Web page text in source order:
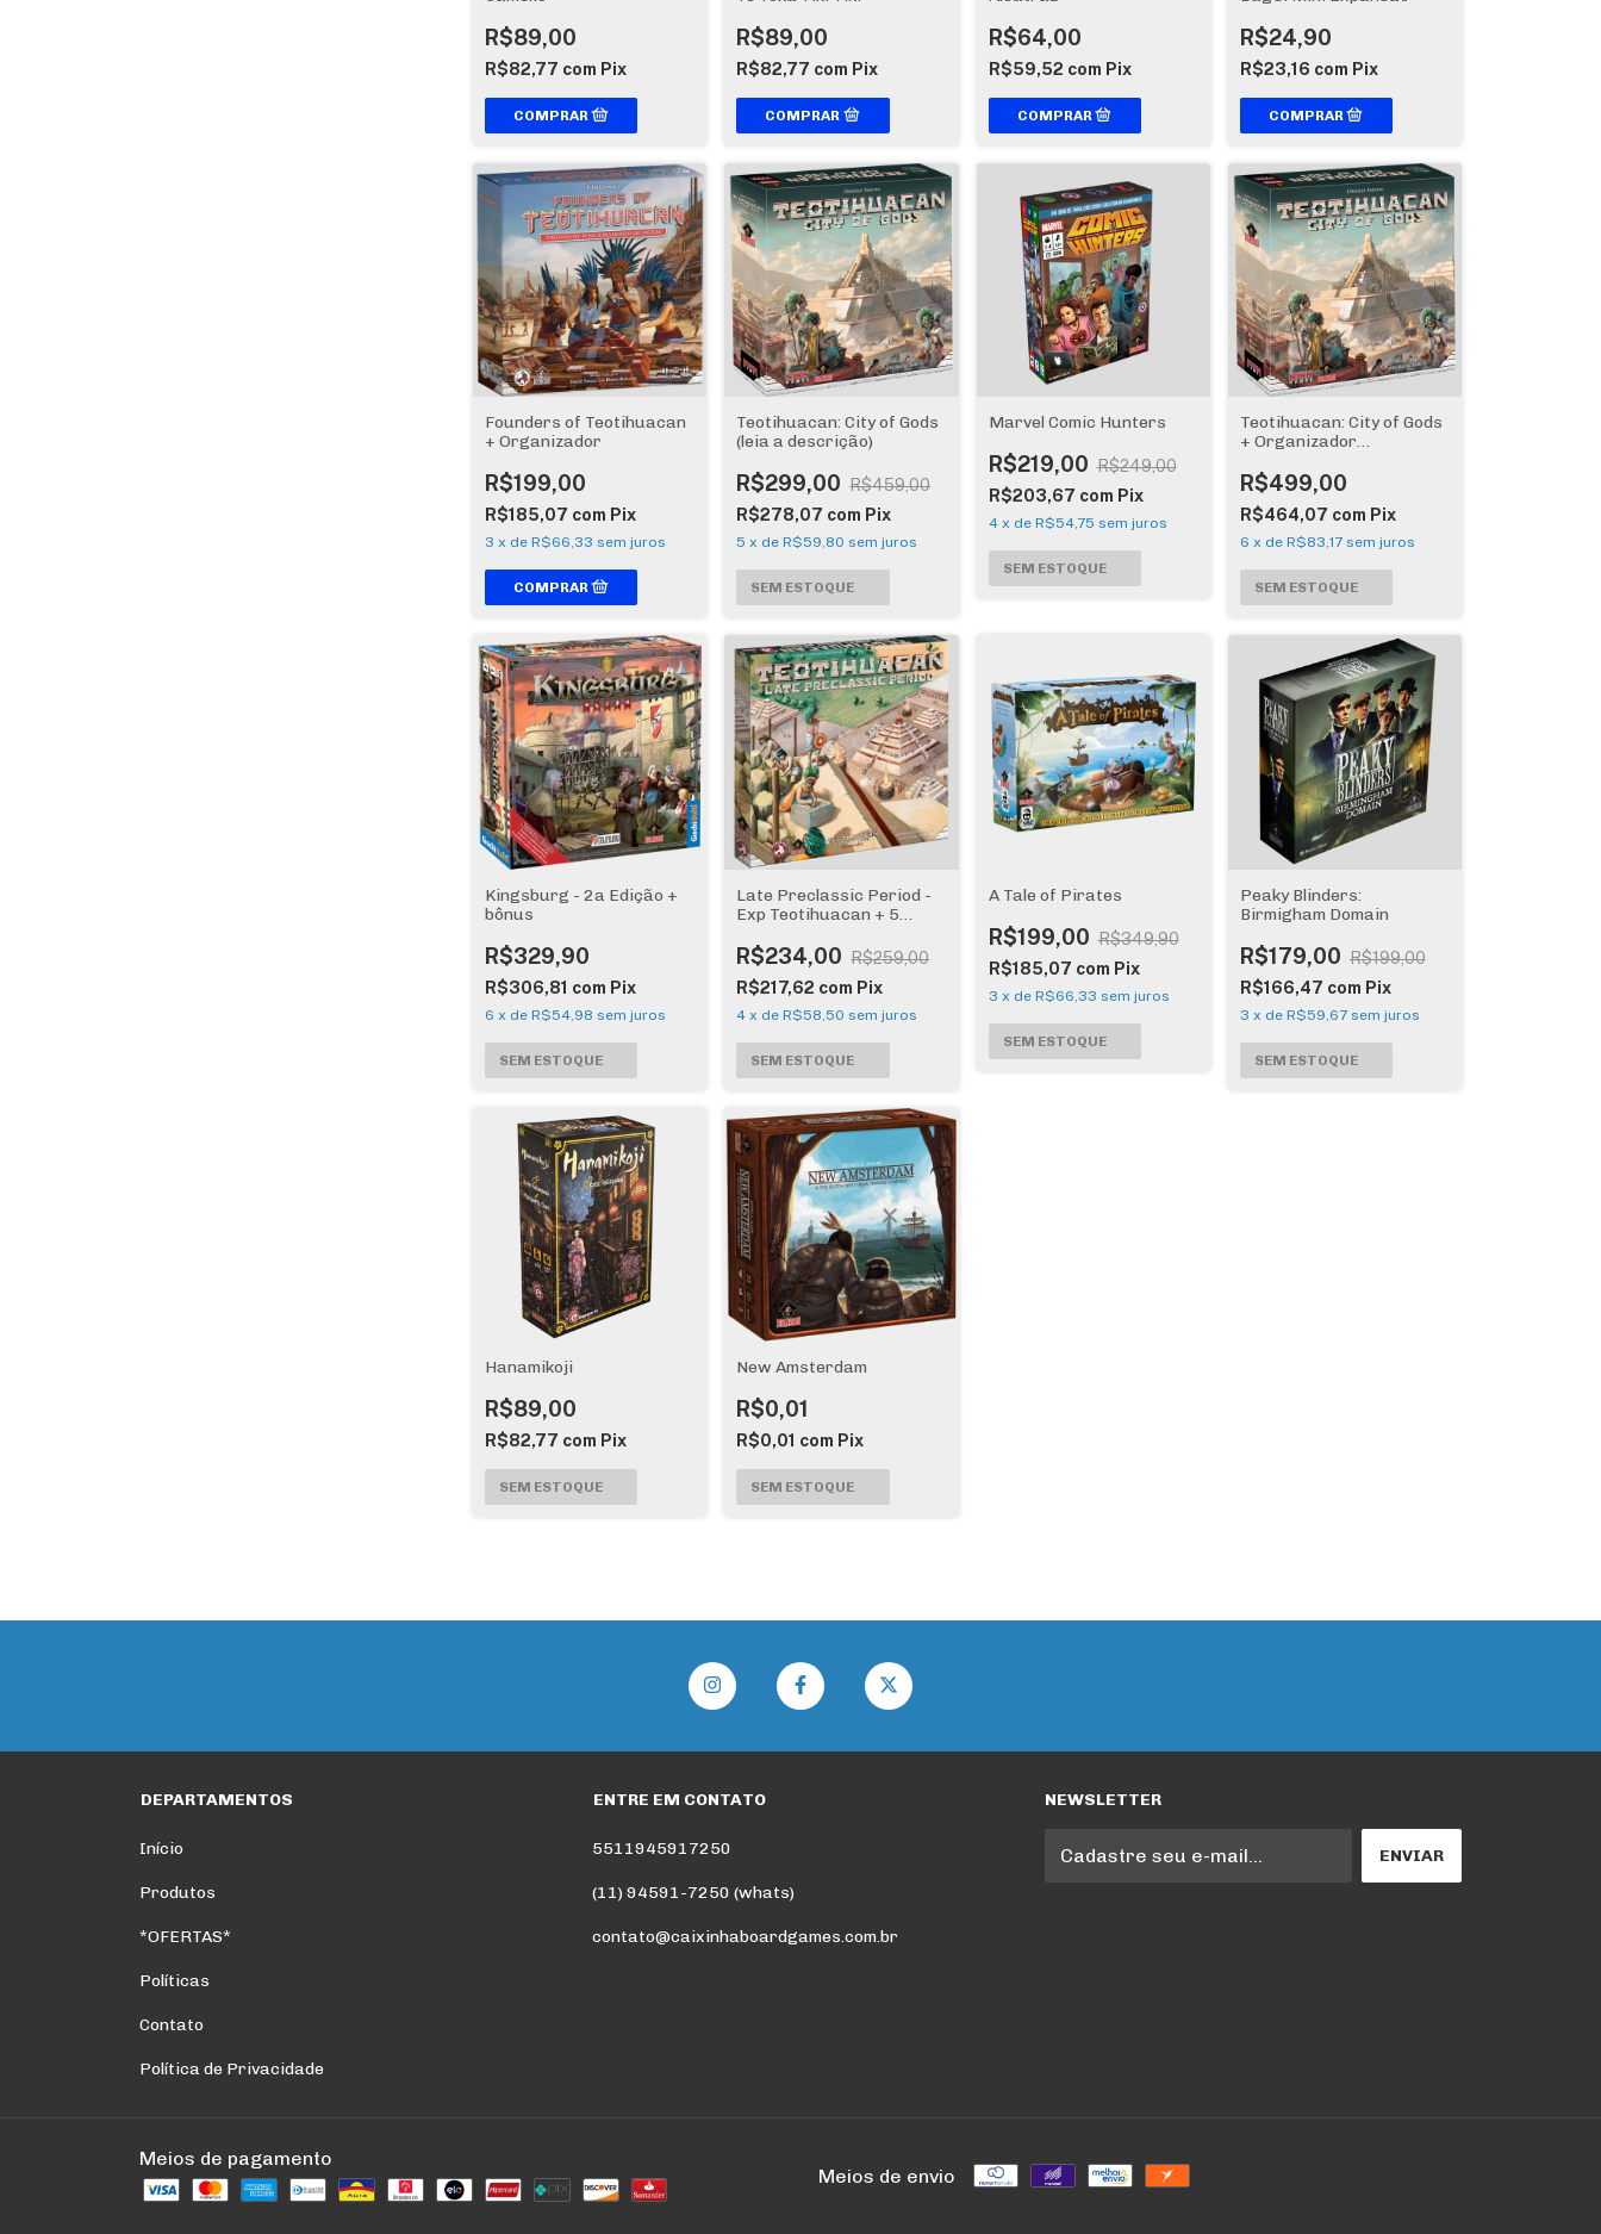
R$89,00
R$82,77 com Pix
R$89,00
R$82,77 com Pix
R$64,00
R$59,52 com Pix
R$24,90
R$23,16 com Pix
Founders of Teotihuacan
+ Organizador
R$199,00
R$185,07 com Pix
3 x de R$66,33 sem juros
Teotihuacan: City of Gods
(leia a descrição)
R$299,00 R$459,00
R$278,07 com Pix
5 x deR$59,80 sem juros
Marvel Comic Hunters
R$219,00 R$249,00
R$203,67 com Pix
4 x de R$54,75 sem juros
Teotihuacan: City of Gods
+ Organizador
R$499,00
R$464,07 com Pix
6 x de R$83,17 sem juros
Kingsburg - 2a Edição +
bônus
R$329,90
R$306,81 com Pix
6 x de R$54,98 sem juros
Late Preclassic Period -
Exp Teotihuacan + 5
R$234,00 R$259,00
R$217,62 com Pix
4 x deR$58,50 sem juros
A Tale of Pirates
R$199,00 R$349,90
R$185,07 com Pix
3 x de R$66,33 sem juros
Peaky Blinders:
Birmigham Domain
R$179,00 R$199,00
R$166,47 com Pix
3 x de R$59,67 sem juros
Hanamikoji
R$89,00
R$82,77 com Pix
New Amsterdam
R$0,01
R$0,01 com Pix
DEPARTAMENTOS
Início
Produtos
*OFERTAS*
Políticas
Contato
Política de Privacidade
ENTRE EM CONTATO
5511945917250
(11) 94591-7250 (whats)
contato@caixinhaboardgames.com.br
NEWSLETTER
Meios de pagamento
Meios de envio